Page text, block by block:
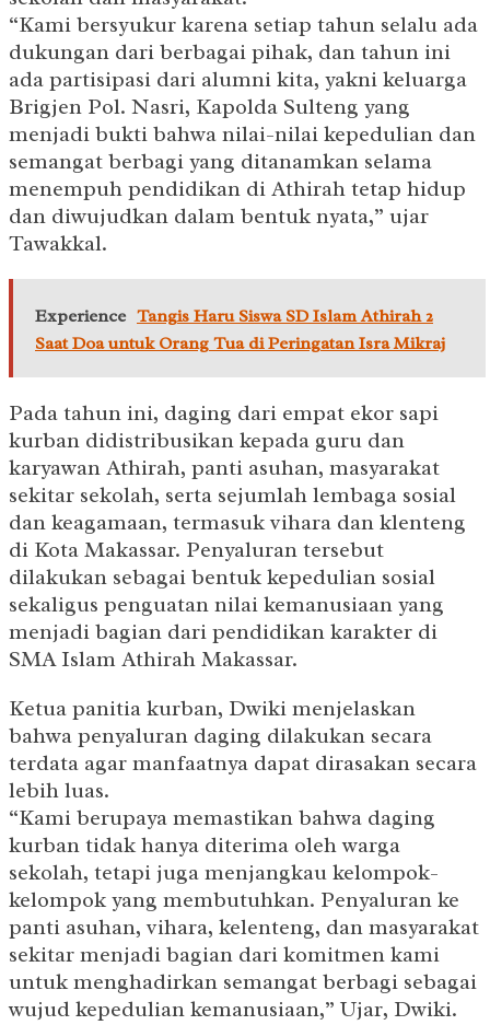
“Kami bersyukur karena setiap tahun selalu ada
dukungan dari berbagai pihak, dan tahun ini
ada partisipasi dari alumni kita, yakni keluarga
Brigjen Pol. Nasri, Kapolda Sulteng yang
menjadi bukti bahwa nilai-nilai kepedulian dan
semangat berbagi yang ditanamkan selama
menempuh pendidikan di Athirah tetap hidup
dan diwujudkan dalam bentuk nyata,” ujar
Tawakkal.
Experience Tangis Haru Siswa SD Islam Athirah 2
Saat Doa untuk Orang Tua di Peringatan Isra Mikraj
Pada tahun ini, daging dari empat ekor sapi
kurban didistribusikan kepada guru dan
karyawan Athirah, panti asuhan, masyarakat
sekitar sekolah, serta sejumlah lembaga sosial
dan keagamaan, termasuk vihara dan klenteng
di Kota Makassar. Penyaluran tersebut
dilakukan sebagai bentuk kepedulian sosial
sekaligus penguatan nilai kemanusiaan yang
menjadi bagian dari pendidikan karakter di
SMA Islam Athirah Makassar.
Ketua panitia kurban, Dwiki menjelaskan
bahwa penyaluran daging dilakukan secara
terdata agar manfaatnya dapat dirasakan secara
lebih luas.
“Kami berupaya memastikan bahwa daging
kurban tidak hanya diterima oleh warga
sekolah, tetapi juga menjangkau kelompok-
kelompok yang membutuhkan. Penyaluran ke
panti asuhan, vihara, kelenteng, dan masyarakat
sekitar menjadi bagian dari komitmen kami
untuk menghadirkan semangat berbagi sebagai
wujud kepedulian kemanusiaan,” Ujar, Dwiki.